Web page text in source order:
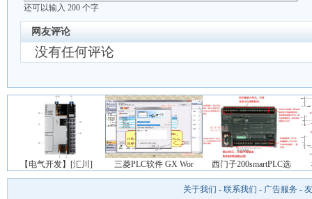
还可以输入 200 个字
网友评论
没有任何评论
【电气开发】[汇川] 三菱PLC软件 GX Wor 西门子200smartPLC选
关于我们 - 联系我们 - 广告服务 -